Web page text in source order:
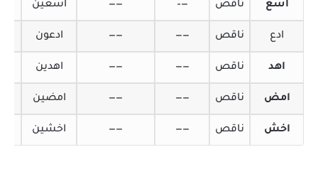
اسع ناقص —–
—— اسعين
ادع ناقص ——
—— ادعون
اهد ناقص ——
—— اهدين
امض ناقص ——
—— امضين
اخش ناقص ——
—— اخشين